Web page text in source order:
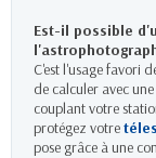
Est-il possible
C'est l'usage favori
de calculer avec
couplant votre
protégez votre
pose grâce à une